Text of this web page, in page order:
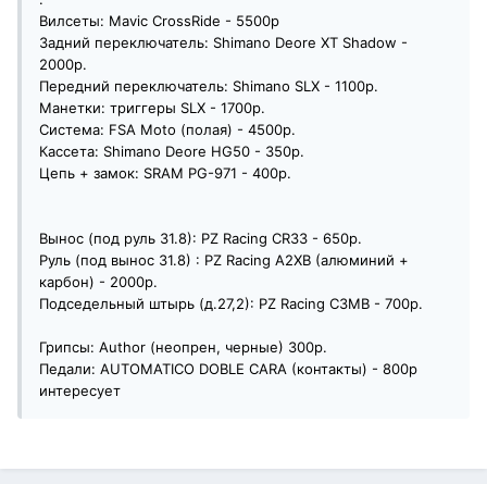
Вилсеты: Mavic CrossRide - 5500р
Задний переключатель: Shimano Deore XT Shadow -
2000р.
Передний переключатель: Shimano SLX - 1100р.
Манетки: триггеры SLX - 1700р.
Система: FSA Moto (полая) - 4500р.
Кассета: Shimano Deore HG50 - 350р.
Цепь + замок: SRAM PG-971 - 400р.
Вынос (под руль 31.8): PZ Racing CR33 - 650р.
Руль (под вынос 31.8) : PZ Racing A2XB (алюминий +
карбон) - 2000р.
Подседельный штырь (д.27,2): PZ Racing C3MB - 700р.
Грипсы: Author (неопрен, черные) 300р.
Педали: AUTOMATICO DOBLE CARA (контакты) - 800р
интересует